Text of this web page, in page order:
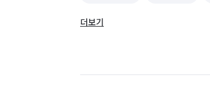
서울 광진구
더보기